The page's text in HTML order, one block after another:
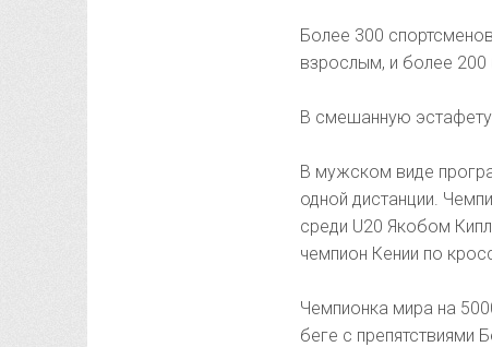
Более 300
взрослым, и более 200
В смешанную
В мужском виде
одной дистанции.
среди U20 Якобом
чемпион Кении по
Чемпионка мира на
беге с препятствиями